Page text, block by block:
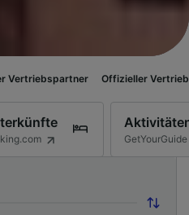
Offizieller Vertriebspartner
GetYourGuide